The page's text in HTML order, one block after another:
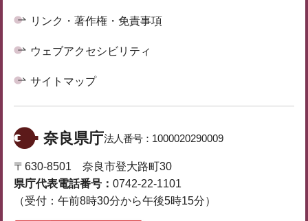
リンク・著作権・免責事項
ウェブアクセシビリティ
サイトマップ
奈良県庁法人番号： 1000020290009
〒630-8501 奈良市登大路町30
県庁代表電話番号： 0742-22-1101
（受付：午前8時30分から午後5時15分）